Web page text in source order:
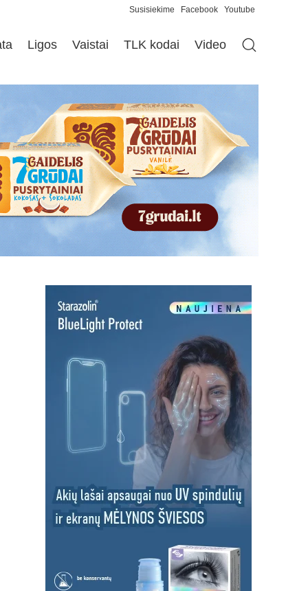
Susisiekime Facebook Youtube
Ligos Vaistai TLK kodai Video